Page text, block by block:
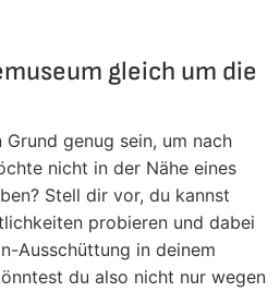
gleich um die
genug sein, um nach
nicht in der Nähe eines
Stell dir vor, du kannst
probieren und dabei
Ausschüttung in deinem
du also nicht nur wegen